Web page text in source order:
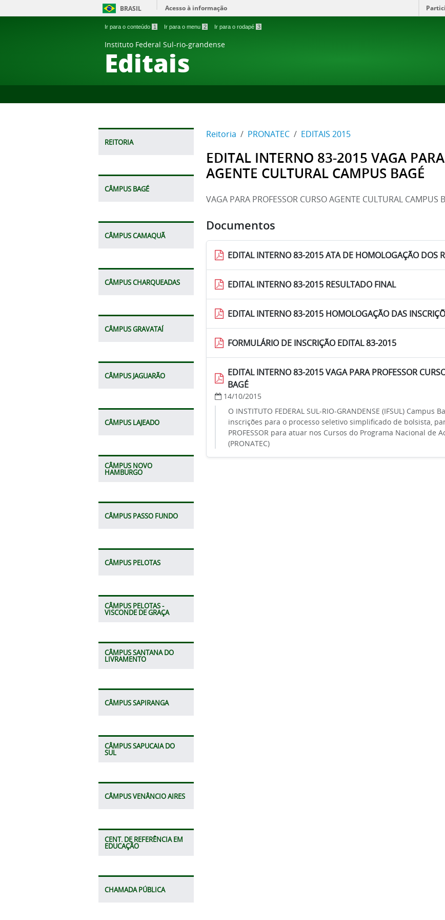
BRASIL Acesso à informação
Ir para o conteúdo 1 Ir para o menu 2 Ir para o rodapé 3
Instituto Federal Sul-rio-grandense
Editais
REITORIA
CÂMPUS BAGÉ
CÂMPUS CAMAQUÃ
CÂMPUS CHARQUEADAS
CÂMPUS GRAVATAÍ
CÂMPUS JAGUARÃO
CÂMPUS LAJEADO
CÂMPUS NOVO
HAMBURGO
CÂMPUS PASSO FUNDO
CÂMPUS PELOTAS
CÂMPUS PELOTAS -
VISCONDE DE GRAÇA
CÂMPUS SANTANA DO
LIVRAMENTO
CÂMPUS SAPIRANGA
CÂMPUS SAPUCAIA DO
SUL
CÂMPUS VENÂNCIO AIRES
CENT. DE REFERÊNCIA EM
EDUCAÇÃO
CHAMADA PÚBLICA
Reitoria PRONATEC EDITAIS 2015
EDITAL INTERNO 83-2015 VAGA PARA
AGENTE CULTURAL CAMPUS BAGÉ
VAGA PARA PROFESSOR CURSO AGENTE CULTURAL CAMPUS
Documentos
EDITAL INTERNO 83-2015 ATA DE HOMOLOGAÇÃO DOS
EDITAL INTERNO 83-2015 RESULTADO FINAL
EDITAL INTERNO 83-2015 HOMOLOGAÇÃO DAS
FORMULÁRIO DE INSCRIÇÃO EDITAL 83-2015
EDITAL INTERNO 83-2015 VAGA PARA PROFESSOR
BAGÉ
14/10/2015
O INSTITUTO FEDERAL SUL-RIO-GRANDENSE (IFSUL)
inscrições para o processo seletivo simplificado de bolsista,
PROFESSOR para atuar nos Cursos do Programa Nacional de
(PRONATEC)